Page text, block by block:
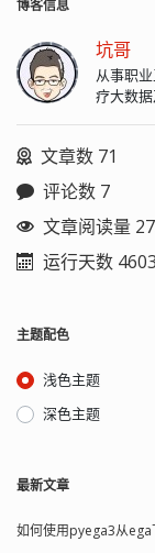
博客信息
坑哥
从事职
疗大数据
文章数 71
评论数 7
文章阅读量
运行天数
主题配色
浅色主题
深色主题
最新文章
如何使用pyega3从ega